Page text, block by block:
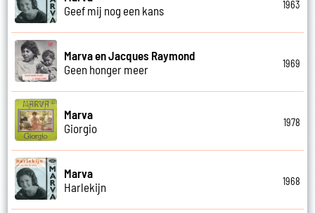
Geef mij nog een kans
1963
Marva en Jacques Raymond
Geen honger meer
1969
Marva
Giorgio
1978
Marva
Harlekijn
1968